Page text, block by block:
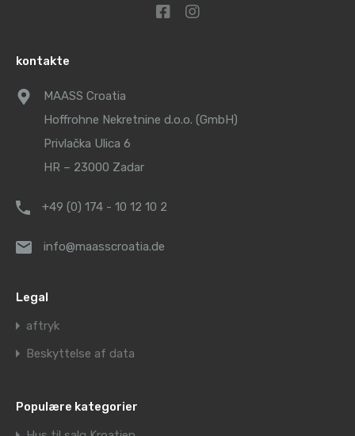
kontakte
MAASS Croatia
Hoffrohne Nekretnine d.o.o. (GmbH)
Privlačka Ulica 6
HR – 23000 Zadar
+49 (0) 174 - 10 12 10 2
info@maasscroatia.de
Legal
aftryk
Beskyttelse af data
Populære kategorier